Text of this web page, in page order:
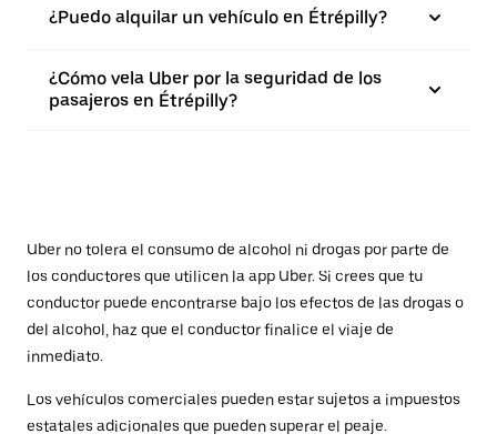
¿Puedo alquilar un vehículo en Étrépilly?
¿Cómo vela Uber por la seguridad de los
pasajeros en Étrépilly?
Uber no tolera el consumo de alcohol ni drogas por parte de
los conductores que utilicen la app Uber. Si crees que tu
conductor puede encontrarse bajo los efectos de las drogas o
del alcohol, haz que el conductor finalice el viaje de
inmediato.
Los vehículos comerciales pueden estar sujetos a impuestos
estatales adicionales que pueden superar el peaje.